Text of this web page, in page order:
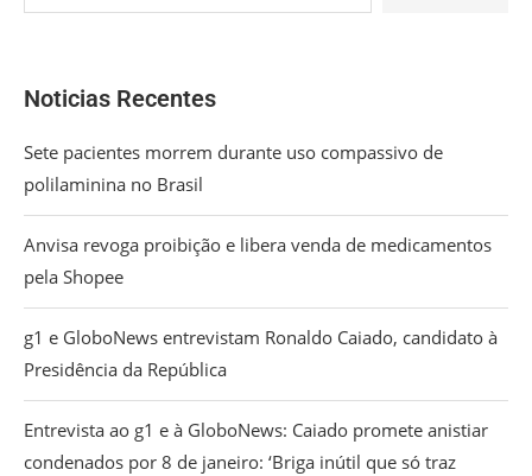
Noticias Recentes
Sete pacientes morrem durante uso compassivo de
polilaminina no Brasil
Anvisa revoga proibição e libera venda de medicamentos
pela Shopee
g1 e GloboNews entrevistam Ronaldo Caiado, candidato à
Presidência da República
Entrevista ao g1 e à GloboNews: Caiado promete anistiar
condenados por 8 de janeiro: ‘Briga inútil que só traz